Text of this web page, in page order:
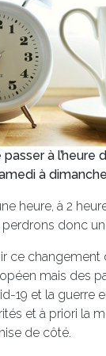
passer à l’heure
à
heure, à 2
donc
ce changement
mais des
19 et la guerre
et à priori la
de côté.